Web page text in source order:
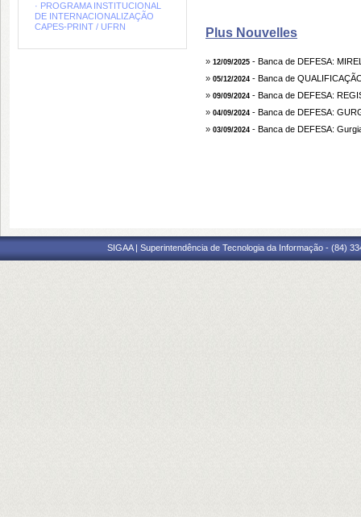
· PROGRAMA INSTITUCIONAL
DE INTERNACIONALIZAÇÃO
CAPES-PRINT / UFRN
Plus Nouvelles
» 12/09/2025 - Banca de DEFESA:
» 05/12/2024 - Banca de
» 09/09/2024 - Banca de DEFESA:
» 04/09/2024 - Banca de DEFESA:
» 03/09/2024 - Banca de DEFESA:
SIGAA | Superintendência de Tecnologia da Informação - (84)